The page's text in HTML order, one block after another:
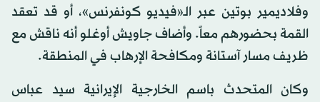
وفلاديمير بوتين عبر الـ«فيديو كونفرنس»، أو قد تعقد
القمة بحضورهم معاً. وأضاف جاويش أوغلو أنه ناقش مع
ظريف مسار آستانة ومكافحة الإرهاب في المنطقة.
وكان المتحدث باسم الخارجية الإيرانية سيد عباس